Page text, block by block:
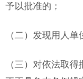
予以批准的；
（二）发现用人
（三）对依法取